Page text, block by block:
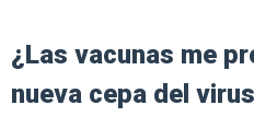
¿Las vacunas me
nueva cepa del